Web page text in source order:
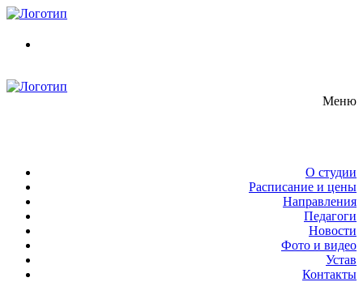
Перейти
содержимому
Меню
Закрыть
Меню
О студии
Расписание и цены
Направления
Педагоги
Новости
Фото и видео
Устав
Контакты